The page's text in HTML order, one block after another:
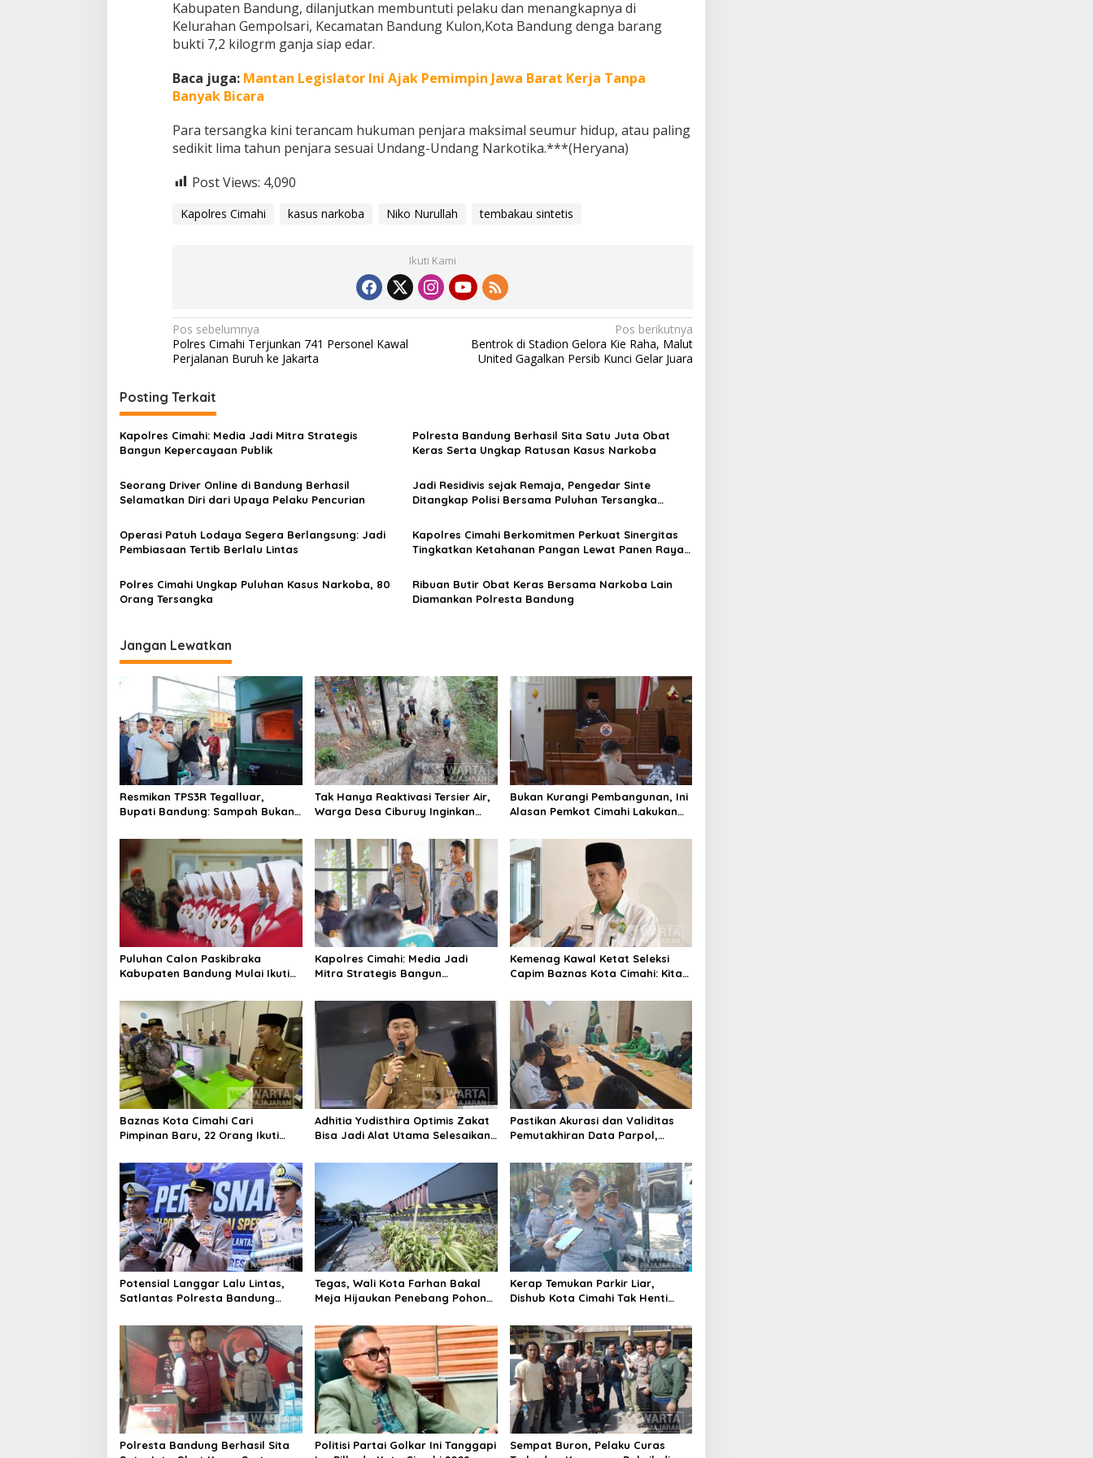
Kabupaten Bandung, dilanjutkan membuntuti pelaku dan menangkapnya di
Kelurahan Gempolsari, Kecamatan Bandung Kulon,Kota Bandung denga barang
bukti 7,2 kilogrm ganja siap edar.
Baca juga: Mantan Legislator Ini Ajak Pemimpin Jawa Barat Kerja Tanpa
Banyak Bicara
Para tersangka kini terancam hukuman penjara maksimal seumur hidup, atau paling
sedikit lima tahun penjara sesuai Undang-Undang Narkotika.***(Heryana)
Post Views: 4,090
Kapolres Cimahi kasus narkoba Niko Nurullah tembakau sintetis
Ikuti Kami
N
a
i
g
a
i
o
s
Pos sebelumnya
Polres Cimahi Terjunkan 741 Personel Kawal
Perjalanan Buruh ke Jakarta
Pos berikutnya
Bentrok di Stadion Gelora Kie Raha, Malut
United Gagalkan Persib Kunci Gelar Juara
Posting Terkait
Kapolres Cimahi: Media Jadi Mitra Strategis
Bangun Kepercayaan Publik
Polresta Bandung Berhasil Sita Satu Juta Obat
Keras Serta Ungkap Ratusan Kasus Narkoba
Seorang Driver Online di Bandung Berhasil
Selamatkan Diri dari Upaya Pelaku Pencurian
Jadi Residivis sejak Remaja, Pengedar Sinte
Ditangkap Polisi Bersama Puluhan Tersangka
Operasi Patuh Lodaya Segera Berlangsung: Jadi
Pembiasaan Tertib Berlalu Lintas
Kapolres Cimahi Berkomitmen Perkuat Sinergitas
Tingkatkan Ketahanan Pangan Lewat Panen Raya
Polres Cimahi Ungkap Puluhan Kasus Narkoba, 80
Orang Tersangka
Ribuan Butir Obat Keras Bersama Narkoba Lain
Diamankan Polresta Bandung
Jangan Lewatkan
Resmikan TPS3R Tegalluar,
Bupati Bandung: Sampah Bukan
Tak Hanya Reaktivasi Tersier Air,
Warga Desa Ciburuy Inginkan
Bukan Kurangi Pembangunan, Ini
Alasan Pemkot Cimahi Lakukan
Puluhan Calon Paskibraka
Kabupaten Bandung Mulai Ikuti
Kapolres Cimahi: Media Jadi
Mitra Strategis Bangun
Kemenag Kawal Ketat Seleksi
Capim Baznas Kota Cimahi: Kita
Berintegritas
Baznas Kota Cimahi Cari
Pimpinan Baru, 22 Orang Ikuti
Adhitia Yudisthira Optimis Zakat
Bisa Jadi Alat Utama Selesaikan
Pastikan Akurasi dan Validitas
Pemutakhiran Data Parpol,
Pengawasan
Potensial Langgar Lalu Lintas,
Satlantas Polresta Bandung
Brong
Tegas, Wali Kota Farhan Bakal
Meja Hijaukan Penebang Pohon
Kerap Temukan Parkir Liar,
Dishub Kota Cimahi Tak Henti
Polresta Bandung Berhasil Sita
Politisi Partai Golkar Ini Tanggapi
Sempat Buron, Pelaku Curas